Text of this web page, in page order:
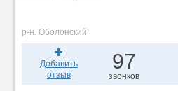
р-н. Оболонский
Добавить
отзыв
97
звонков